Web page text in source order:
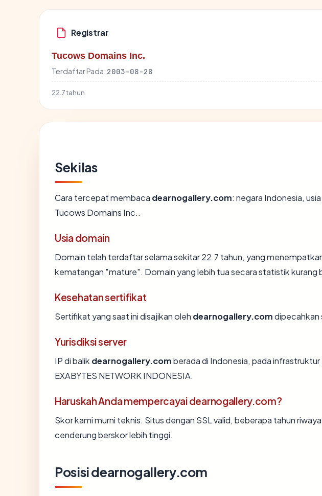
Registrar
Tucows Domains Inc.
Terdaftar Pada: 2003-08-28
22.7 tahun
Sekilas
Cara tercepat membaca dearnogallery.com: negara Indonesia,
Tucows Domains Inc..
Usia domain
Domain telah terdaftar selama sekitar 22.7 tahun, yang
kematangan "mature". Domain yang lebih tua secara statistik kurang
Kesehatan sertifikat
Sertifikat yang saat ini disajikan oleh dearnogallery.comdipecahkan
Yurisdiksi server
IP di balik dearnogallery.comberada di Indonesia, pada infrastruktur
EXABYTES NETWORK INDONESIA.
Haruskah Anda mempercayai dearnogallery.com?
Skor kami murni teknis. Situs dengan SSL valid, beberapa tahun
cenderung berskor lebih tinggi.
Posisi dearnogallery.com